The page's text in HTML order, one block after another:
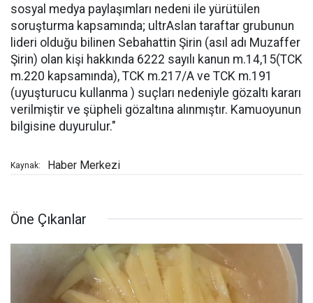
sosyal medya paylaşımları nedeni ile yürütülen
soruşturma kapsamında; ultrAslan taraftar grubunun
lideri olduğu bilinen Sebahattin Şirin (asıl adı Muzaffer
Şirin) olan kişi hakkında 6222 sayılı kanun m.14,15(TCK
m.220 kapsamında), TCK m.217/A ve TCK m.191
(uyuşturucu kullanma ) suçları nedeniyle gözaltı kararı
verilmiştir ve şüpheli gözaltına alınmıştır. Kamuoyunun
bilgisine duyurulur."
Kaynak: Haber Merkezi
Öne Çıkanlar